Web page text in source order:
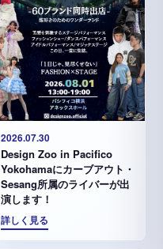
2026.07.30
Design Zoo in Pacifico
Yokohamaにカーブアウト・
Sesang所属のライバーが出
演します！
詳しく見る